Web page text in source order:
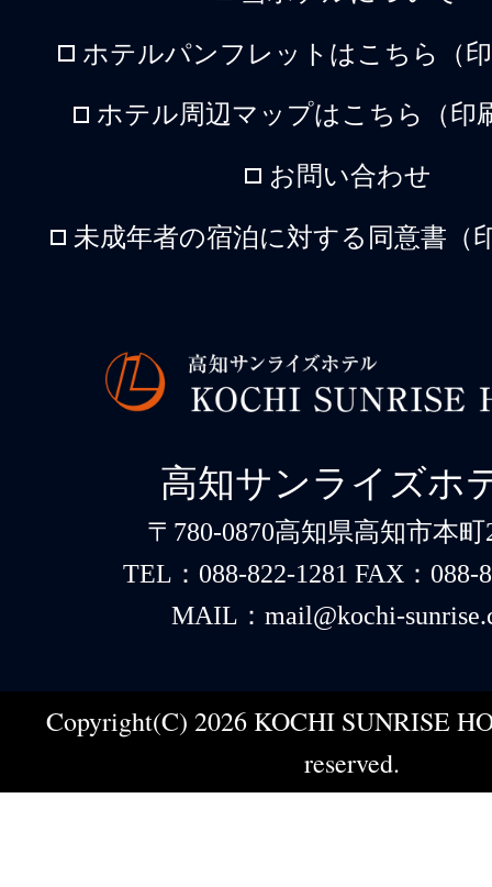
ホテルパンフレットはこちら（
ホテル周辺マップはこちら（印
お問い合わせ
未成年者の宿泊に対する同意書（
高知サンライズホ
〒780-0870高知県高知市本町
TEL：088-822-1281 FAX：088-
MAIL：mail@kochi-
Copyright(C) 2026 KOCHI SUNRISE
reserved.